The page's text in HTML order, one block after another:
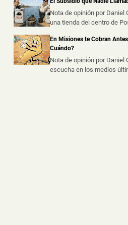
Marihuana Valuada en
📅 8 ago 2026
Un presunto intercambio
un operativo policial rea...
Nota de opinión por Daniel
una tienda del centro de
En Misiones te Cobran
Cuándo?
Nota de opinión por
escucha en los medios